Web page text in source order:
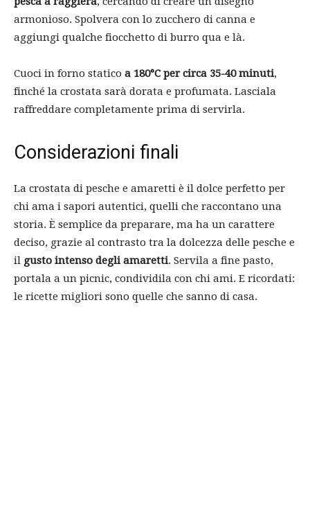
armonioso. Spolvera con lo zucchero di canna e
aggiungi qualche fiocchetto di burro qua e là.
Cuoci in forno statico a 180°C per circa 35-40 minuti,
finché la crostata sarà dorata e profumata. Lasciala
raffreddare completamente prima di servirla.
Considerazioni finali
La crostata di pesche e amaretti è il dolce perfetto per
chi ama i sapori autentici, quelli che raccontano una
storia. È semplice da preparare, ma ha un carattere
deciso, grazie al contrasto tra la dolcezza delle pesche e
il gusto intenso degli amaretti. Servila a fine pasto,
portala a un picnic, condividila con chi ami. E ricordati:
le ricette migliori sono quelle che sanno di casa.